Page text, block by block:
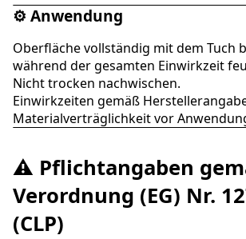
⚙️ Anwendung
Oberfläche vollständig mit dem Tuch
während der gesamten Einwirkzeit
Nicht trocken nachwischen.
Einwirkzeiten gemäß
Materialverträglichkeit vor
⚠️ Pflichtangaben
Verordnung (EG) Nr.
(CLP)